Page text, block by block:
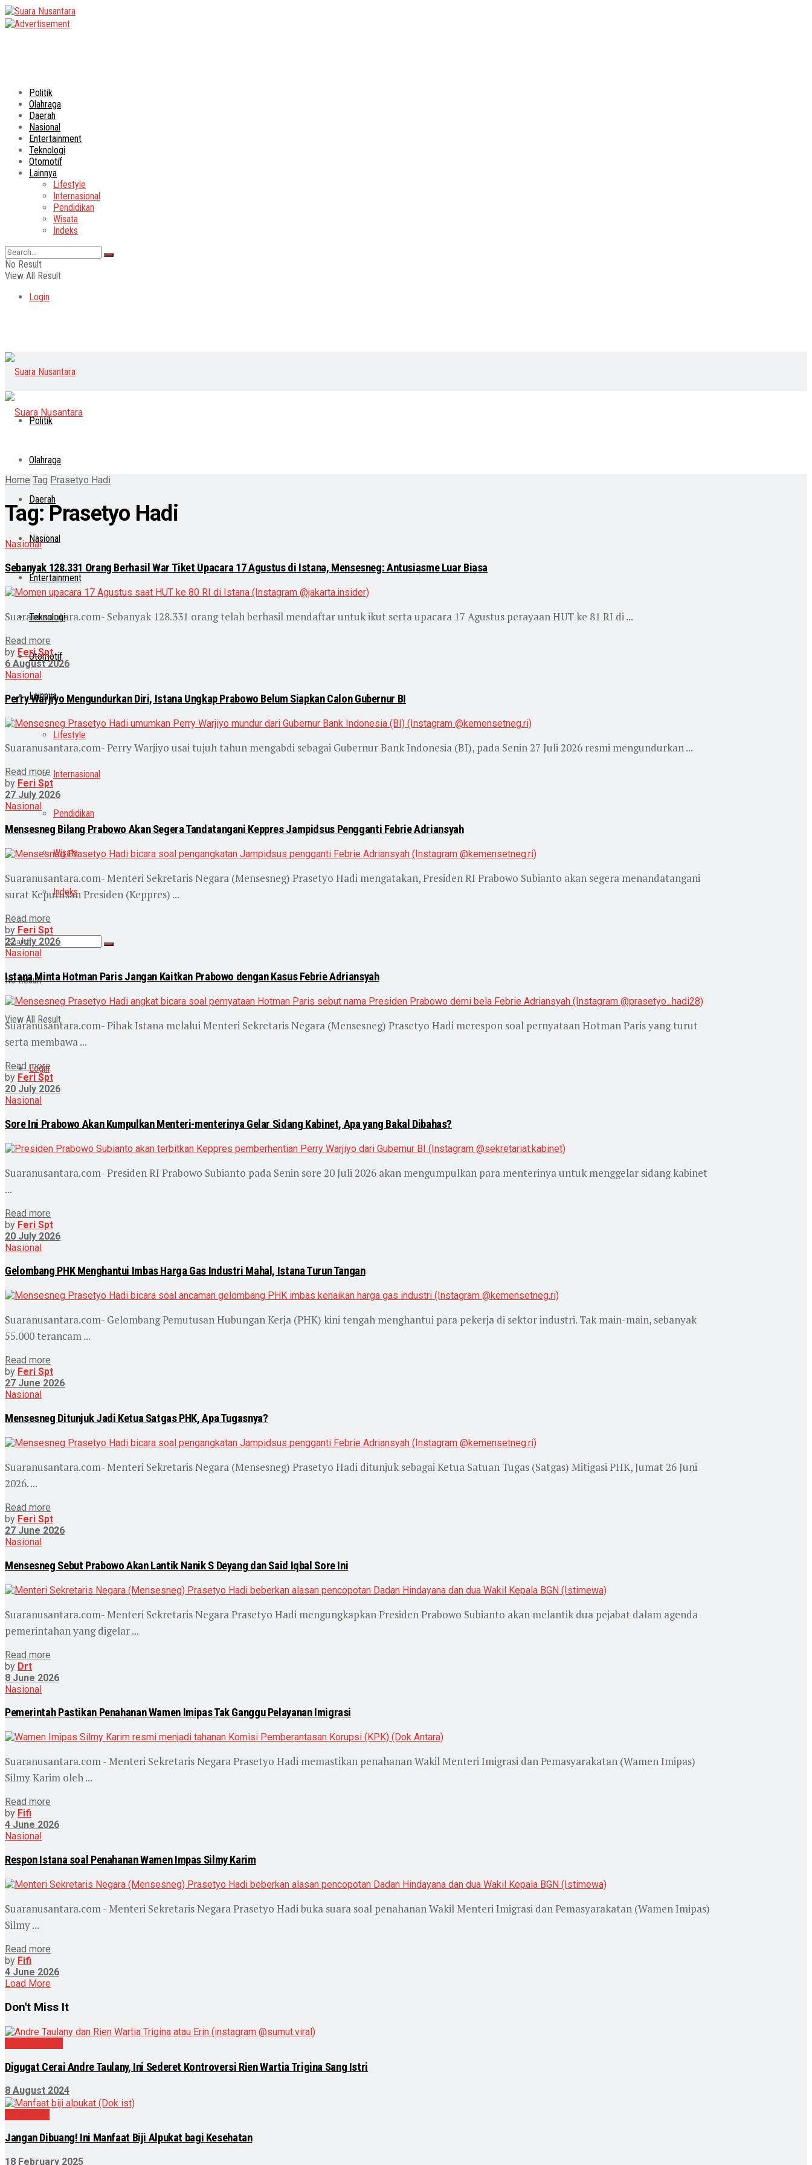
Politik
Olahraga
Daerah
Nasional
Entertainment
Teknologi
Otomotif
Lainnya
Lifestyle
Internasional
Pendidikan
Wisata
Indeks
No Result
View All Result
Login
Politik
Olahraga
Daerah
Nasional
Entertainment
Teknologi
Otomotif
Lainnya
Lifestyle
Internasional
Pendidikan
Wisata
Indeks
No Result
View All Result
Login
Home Tag Prasetyo Hadi
Tag: Prasetyo Hadi
Nasional
Sebanyak 128.331 Orang Berhasil War Tiket Upacara 17 Agustus di Istana, Mensesneg: Antusiasme Luar Biasa
Suaranusantara.com- Sebanyak 128.331 orang telah berhasil mendaftar untuk ikut serta upacara 17 Agustus perayaan HUT ke 81 RI di ...
Read more
by Feri Spt
6 August 2026
Nasional
Perry Warjiyo Mengundurkan Diri, Istana Ungkap Prabowo Belum Siapkan Calon Gubernur BI
Suaranusantara.com- Perry Warjiyo usai tujuh tahun mengabdi sebagai Gubernur Bank Indonesia (BI), pada Senin 27 Juli 2026 resmi mengundurkan ...
Read more
by Feri Spt
27 July 2026
Nasional
Mensesneg Bilang Prabowo Akan Segera Tandatangani Keppres Jampidsus Pengganti Febrie Adriansyah
Suaranusantara.com- Menteri Sekretaris Negara (Mensesneg) Prasetyo Hadi mengatakan, Presiden RI Prabowo Subianto akan segera menandatangani
surat Keputusan Presiden (Keppres) ...
Read more
by Feri Spt
22 July 2026
Nasional
Istana Minta Hotman Paris Jangan Kaitkan Prabowo dengan Kasus Febrie Adriansyah
Suaranusantara.com- Pihak Istana melalui Menteri Sekretaris Negara (Mensesneg) Prasetyo Hadi merespon soal pernyataan Hotman Paris yang turut
serta membawa ...
Read more
by Feri Spt
20 July 2026
Nasional
Sore Ini Prabowo Akan Kumpulkan Menteri-menterinya Gelar Sidang Kabinet, Apa yang Bakal Dibahas?
Suaranusantara.com- Presiden RI Prabowo Subianto pada Senin sore 20 Juli 2026 akan mengumpulkan para menterinya untuk menggelar sidang kabinet
...
Read more
by Feri Spt
20 July 2026
Nasional
Gelombang PHK Menghantui Imbas Harga Gas Industri Mahal, Istana Turun Tangan
Suaranusantara.com- Gelombang Pemutusan Hubungan Kerja (PHK) kini tengah menghantui para pekerja di sektor industri. Tak main-main, sebanyak
55.000 terancam ...
Read more
by Feri Spt
27 June 2026
Nasional
Mensesneg Ditunjuk Jadi Ketua Satgas PHK, Apa Tugasnya?
Suaranusantara.com- Menteri Sekretaris Negara (Mensesneg) Prasetyo Hadi ditunjuk sebagai Ketua Satuan Tugas (Satgas) Mitigasi PHK, Jumat 26 Juni
2026. ...
Read more
by Feri Spt
27 June 2026
Nasional
Mensesneg Sebut Prabowo Akan Lantik Nanik S Deyang dan Said Iqbal Sore Ini
Suaranusantara.com- Menteri Sekretaris Negara Prasetyo Hadi mengungkapkan Presiden Prabowo Subianto akan melantik dua pejabat dalam agenda
pemerintahan yang digelar ...
Read more
by Drt
8 June 2026
Nasional
Pemerintah Pastikan Penahanan Wamen Imipas Tak Ganggu Pelayanan Imigrasi
Suaranusantara.com - Menteri Sekretaris Negara Prasetyo Hadi memastikan penahanan Wakil Menteri Imigrasi dan Pemasyarakatan (Wamen Imipas)
Silmy Karim oleh ...
Read more
by Fifi
4 June 2026
Nasional
Respon Istana soal Penahanan Wamen Impas Silmy Karim
Suaranusantara.com - Menteri Sekretaris Negara Prasetyo Hadi buka suara soal penahanan Wakil Menteri Imigrasi dan Pemasyarakatan (Wamen Imipas)
Silmy ...
Read more
by Fifi
4 June 2026
Load More
Don't Miss It
Digugat Cerai Andre Taulany, Ini Sederet Kontroversi Rien Wartia Trigina Sang Istri
8 August 2024
Jangan Dibuang! Ini Manfaat Biji Alpukat bagi Kesehatan
18 February 2025